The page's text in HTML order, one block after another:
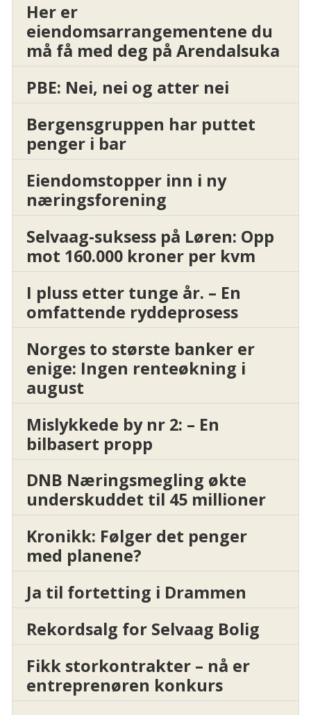
Her er
eiendomsarrangementene du
må få med deg på Arendalsuka
PBE: Nei, nei og atter nei
Bergensgruppen har puttet
penger i bar
Eiendomstopper inn i ny
næringsforening
Selvaag-suksess på Løren: Opp
mot 160.000 kroner per kvm
I pluss etter tunge år. – En
omfattende ryddeprosess
Norges to største banker er
enige: Ingen renteøkning i
august
Mislykkede by nr 2: – En
bilbasert propp
DNB Næringsmegling økte
underskuddet til 45 millioner
Kronikk: Følger det penger
med planene?
Ja til fortetting i Drammen
Rekordsalg for Selvaag Bolig
Fikk storkontrakter – nå er
entreprenøren konkurs